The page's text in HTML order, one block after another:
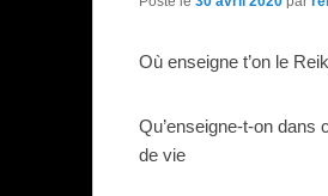
Où enseigne t’on le
Qu’enseigne-t-on dans
de vie